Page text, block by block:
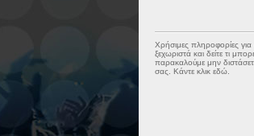
Χρήσιμες πληροφορίες
ξεχωριστά και δείτε τι
παρακαλούμε μην
σας. Κάντε κλικ εδώ.